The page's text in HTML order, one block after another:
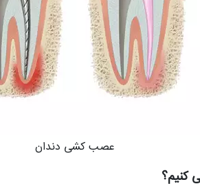
عصب کشی دندان
کنیم؟